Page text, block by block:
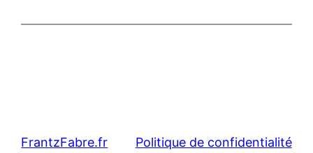
FrantzFabre.fr Politique de confidentialité